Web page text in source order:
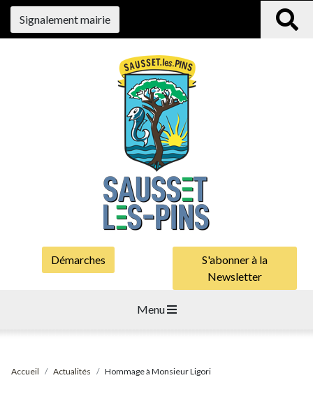
Signalement mairie
Démarches
S'abonner à la
Newsletter
Menu
Accueil Actualités Hommage à Monsieur Ligori